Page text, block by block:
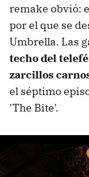
remake obvió:
por el que se
Umbrella. Las
techo del
zarcillos
el séptimo
'The Bite'.